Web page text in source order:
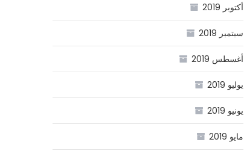
أكتوبر 2019
سبتمبر 2019
أغسطس 2019
يوليو 2019
يونيو 2019
مايو 2019